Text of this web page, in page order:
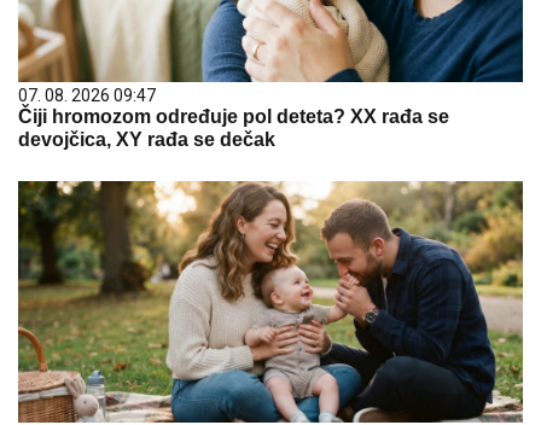
07. 08. 2026 09:47
Čiji hromozom određuje pol deteta? XX rađa se
devojčica, XY rađa se dečak